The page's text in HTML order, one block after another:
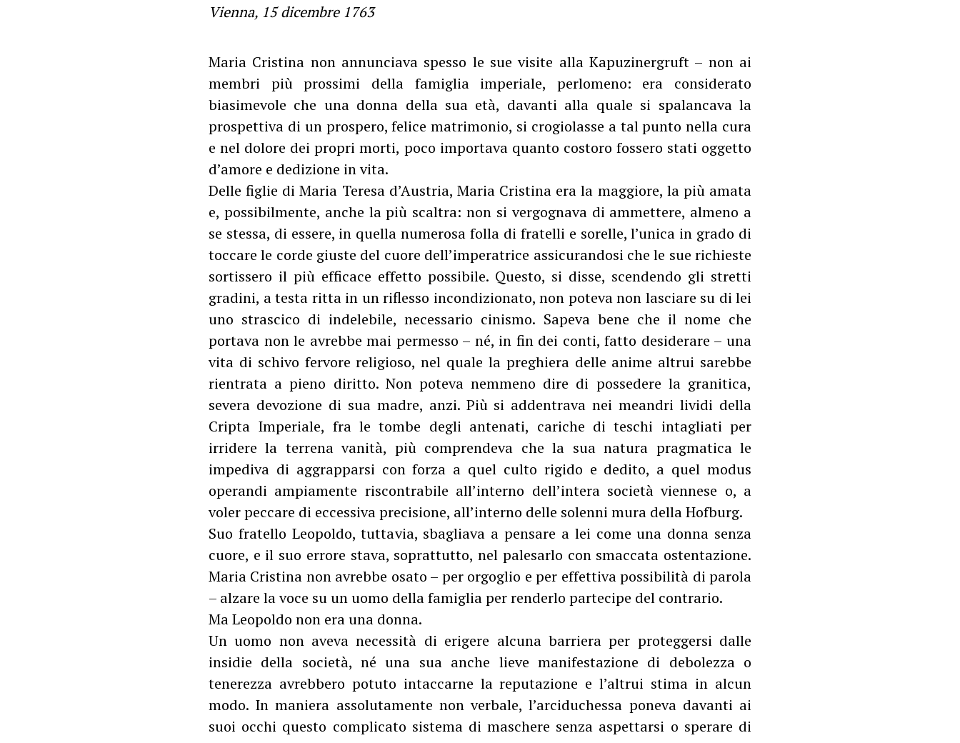
Vienna, 15 dicembre 1763
Maria Cristina non annunciava spesso le sue visite alla Kapuzinergruft – non ai
membri più prossimi della famiglia imperiale, perlomeno: era considerato
biasimevole che una donna della sua età, davanti alla quale si spalancava la
prospettiva di un prospero, felice matrimonio, si crogiolasse a tal punto nella cura
e nel dolore dei propri morti, poco importava quanto costoro fossero stati oggetto
d’amore e dedizione in vita.
Delle figlie di Maria Teresa d’Austria, Maria Cristina era la maggiore, la più amata
e, possibilmente, anche la più scaltra: non si vergognava di ammettere, almeno a
se stessa, di essere, in quella numerosa folla di fratelli e sorelle, l’unica in grado di
toccare le corde giuste del cuore dell’imperatrice assicurandosi che le sue richieste
sortissero il più efficace effetto possibile. Questo, si disse, scendendo gli stretti
gradini, a testa ritta in un riflesso incondizionato, non poteva non lasciare su di lei
uno strascico di indelebile, necessario cinismo. Sapeva bene che il nome che
portava non le avrebbe mai permesso – né, in fin dei conti, fatto desiderare – una
vita di schivo fervore religioso, nel quale la preghiera delle anime altrui sarebbe
rientrata a pieno diritto. Non poteva nemmeno dire di possedere la granitica,
severa devozione di sua madre, anzi. Più si addentrava nei meandri lividi della
Cripta Imperiale, fra le tombe degli antenati, cariche di teschi intagliati per
irridere la terrena vanità, più comprendeva che la sua natura pragmatica le
impediva di aggrapparsi con forza a quel culto rigido e dedito, a quel modus
operandi ampiamente riscontrabile all’interno dell’intera società viennese o, a
voler peccare di eccessiva precisione, all’interno delle solenni mura della Hofburg.
Suo fratello Leopoldo, tuttavia, sbagliava a pensare a lei come una donna senza
cuore, e il suo errore stava, soprattutto, nel palesarlo con smaccata ostentazione.
Maria Cristina non avrebbe osato – per orgoglio e per effettiva possibilità di parola
– alzare la voce su un uomo della famiglia per renderlo partecipe del contrario.
Ma Leopoldo non era una donna.
Un uomo non aveva necessità di erigere alcuna barriera per proteggersi dalle
insidie della società, né una sua anche lieve manifestazione di debolezza o
tenerezza avrebbero potuto intaccarne la reputazione e l’altrui stima in alcun
modo. In maniera assolutamente non verbale, l’arciduchessa poneva davanti ai
suoi occhi questo complicato sistema di maschere senza aspettarsi o sperare di